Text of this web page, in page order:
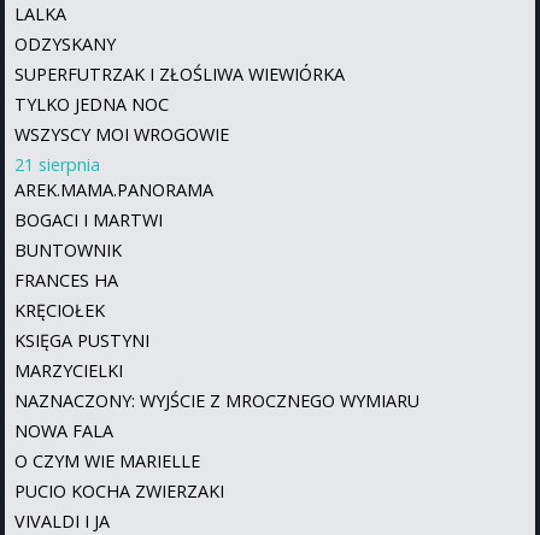
LALKA
ODZYSKANY
SUPERFUTRZAK I ZŁOŚLIWA WIEWIÓRKA
TYLKO JEDNA NOC
WSZYSCY MOI WROGOWIE
21 sierpnia
AREK.MAMA.PANORAMA
BOGACI I MARTWI
BUNTOWNIK
FRANCES HA
KRĘCIOŁEK
KSIĘGA PUSTYNI
MARZYCIELKI
NAZNACZONY: WYJŚCIE Z MROCZNEGO WYMIARU
NOWA FALA
O CZYM WIE MARIELLE
PUCIO KOCHA ZWIERZAKI
VIVALDI I JA